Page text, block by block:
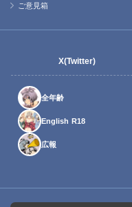
ご意見箱
X(Twitter)
全年齢
English R18
広報